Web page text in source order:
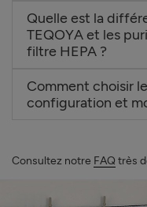
Quelle est la
TEQOYA et les
filtre HEPA ?
Comment choisir
configuration et
Consultez notre FAQ très